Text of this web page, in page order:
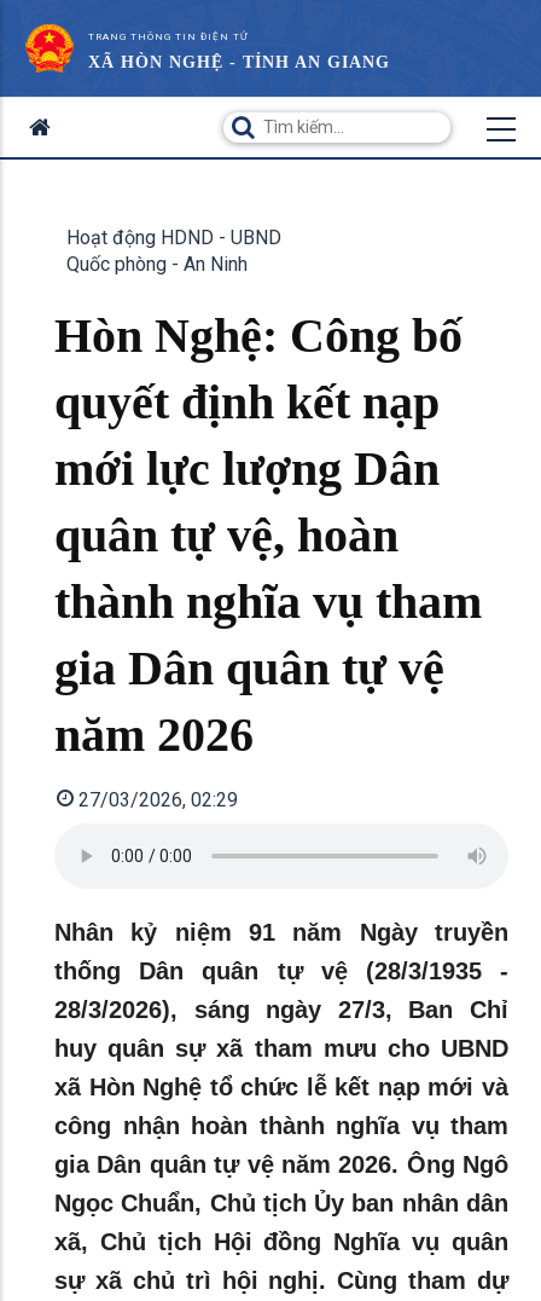
TRANG THÔNG TIN ĐIỆN TỬ
XÃ HÒN NGHỆ - TỈNH AN GIANG
Hoạt động HDND - UBND
Quốc phòng - An Ninh
Hòn Nghệ: Công bố
quyết định kết nạp
mới lực lượng Dân
quân tự vệ, hoàn
thành nghĩa vụ tham
gia Dân quân tự vệ
năm 2026
27/03/2026, 02:29
Nhân kỷ niệm 91 năm Ngày truyền
thống Dân quân tự vệ (28/3/1935 -
28/3/2026), sáng ngày 27/3, Ban Chỉ
huy quân sự xã tham mưu cho UBND
xã Hòn Nghệ tổ chức lễ kết nạp mới và
công nhận hoàn thành nghĩa vụ tham
gia Dân quân tự vệ năm 2026. Ông Ngô
Ngọc Chuẩn, Chủ tịch Ủy ban nhân dân
xã, Chủ tịch Hội đồng Nghĩa vụ quân
sự xã chủ trì hội nghị. Cùng tham dự